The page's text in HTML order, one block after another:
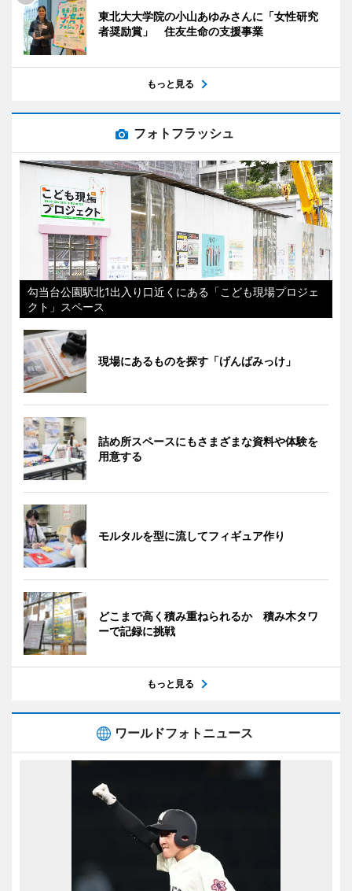
東北大大学院の小山あゆみさんに「女性研究
者奨励賞」 住友生命の支援事業
もっと見る
フォトフラッシュ
勾当台公園駅北1出入り口近くにある「こども現場プロジェ
クト」スペース
現場にあるものを探す「げんばみっけ」
詰め所スペースにもさまざまな資料や体験を
用意する
モルタルを型に流してフィギュア作り
どこまで高く積み重ねられるか 積み木タワ
ーで記録に挑戦
もっと見る
ワールドフォトニュース